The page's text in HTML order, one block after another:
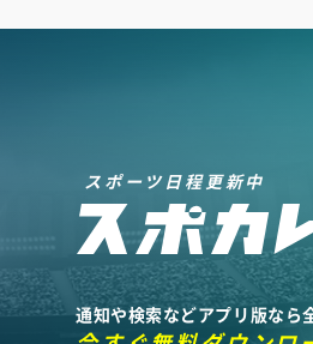
スポーツ日程更新中
通知や検索などアプリ版なら